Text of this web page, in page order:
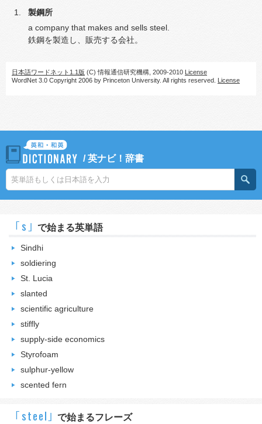
製鋼所
a company that makes and sells steel.
鉄鋼を製造し、販売する会社。
日本語ワードネット1.1版 (C) 情報通信研究機構, 2009-2010 License
WordNet 3.0 Copyright 2006 by Princeton University. All rights reserved. License
/英ナビ！辞書
｢s｣ で始まる英単語
Sindhi
soldiering
St. Lucia
slanted
scientific agriculture
stiffly
supply-side economics
Styrofoam
sulphur-yellow
scented fern
｢steel｣ で始まるフレーズ